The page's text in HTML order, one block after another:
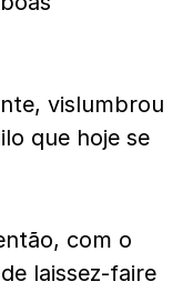
vislumbrou
que hoje se
com o
laissez-faire